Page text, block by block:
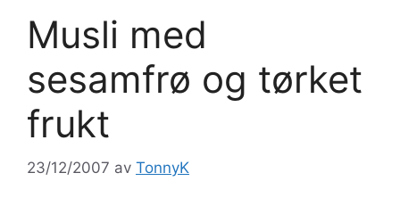
Musli med
sesamfrø og tørket
frukt
23/12/2007 av TonnyK